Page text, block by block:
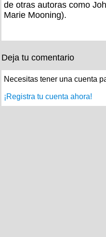
de otras autoras como
Marie Mooning).
Deja tu comentario
Necesitas tener una cuenta
¡Registra tu cuenta ahora!